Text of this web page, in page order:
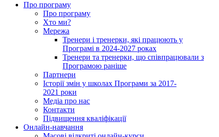
Про програму
Про програму
Хто ми?
Мережа
Тренери і тренерки, які працюють у
Програмі в 2024-2027 роках
Тренери та тренерки, що співпрацювали з
Програмою раніше
Партнери
Історії змін у школах Програми за 2017-
2021 роки
Медіа про нас
Контакти
Підвищення кваліфікації
Онлайн-навчання